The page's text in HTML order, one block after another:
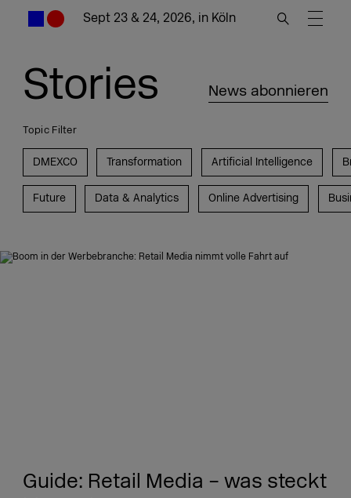
Sept 23 & 24, 2026, in Köln
Stories News abonnieren
Topic Filter
DMEXCO Transformation Artificial Intelligence
Future Data & Analytics Online Advertising
Guide: Retail Media – was steckt